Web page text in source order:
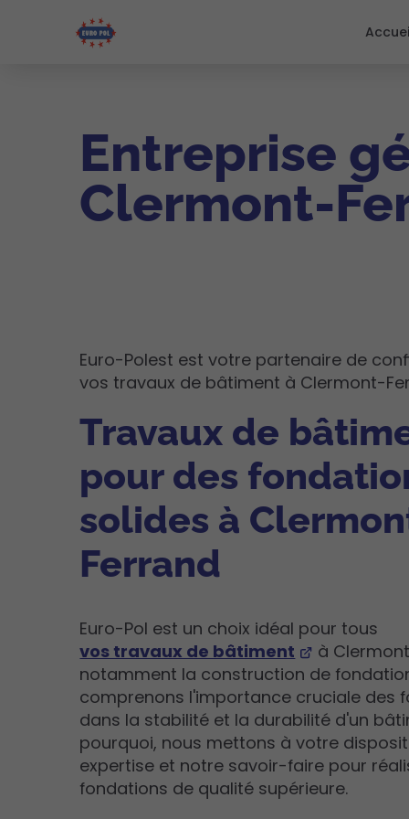
Entreprise
Clermont-
Euro-Polest est votre partenaire de
vos travaux de bâtiment à Clermont-
Travaux de
pour des
solides à
Ferrand
Euro-Pol est un choix idéal pour tous
vos travaux de bâtiment
à
notamment la construction de
comprenons l'importance cruciale des
dans la stabilité et la durabilité d'un
pourquoi, nous mettons à votre
expertise et notre savoir-faire pour
fondations de qualité supérieure.